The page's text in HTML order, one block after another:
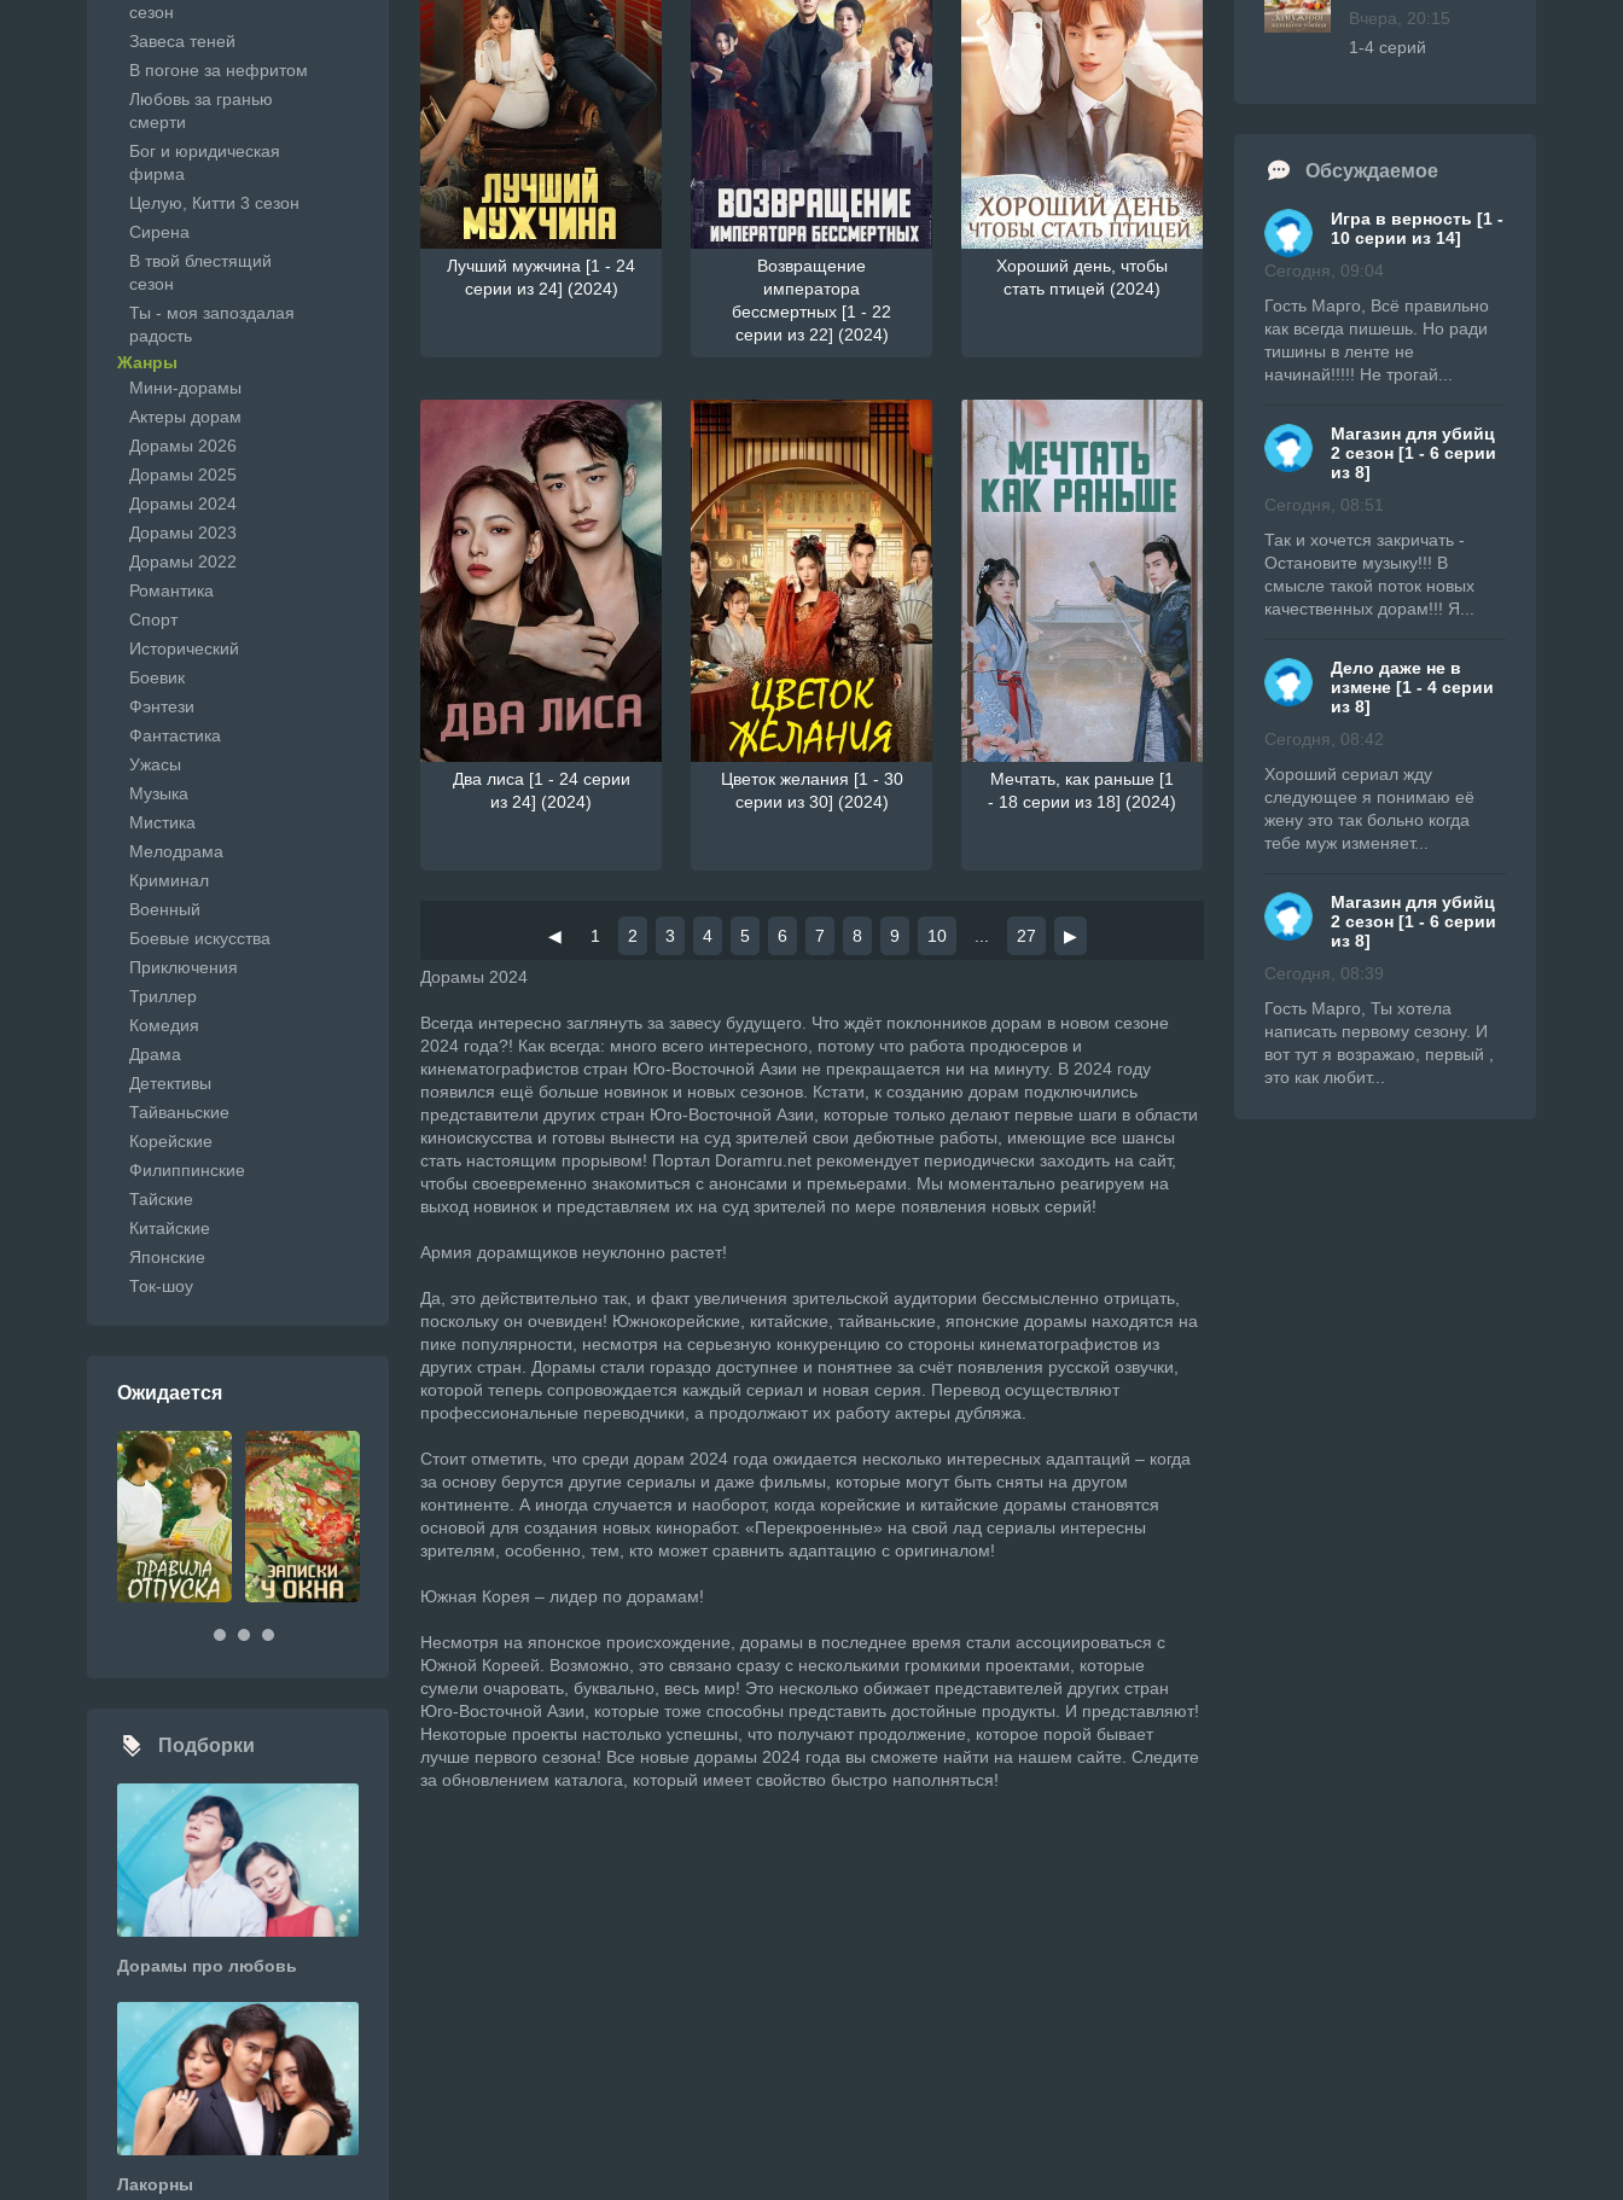
Лучший мужчина [1 - 24
серии из 24] (2024)
Возвращение
императора
бессмертных [1 - 22
серии из 22] (2024)
Хороший день, чтобы
стать птицей (2024)
Два лиса [1 - 24 серии
из 24] (2024)
Цветок желания [1 - 30
серии из 30] (2024)
Мечтать, как раньше [1
- 18 серии из 18] (2024)
◀ 1 2 3 4 5 6 7 8 9 10 27 ▶
Дорамы 2024
Всегда интересно заглянуть за завесу будущего. Что ждёт поклонников дорам в новом сезоне
2024 года?! Как всегда: много всего интересного, потому что работа продюсеров и
кинематографистов стран Юго-Восточной Азии не прекращается ни на минуту. В 2024 году
появился ещё больше новинок и новых сезонов. Кстати, к созданию дорам подключились
представители других стран Юго-Восточной Азии, которые только делают первые шаги в области
киноискусства и готовы вынести на суд зрителей свои дебютные работы, имеющие все шансы
стать настоящим прорывом! Портал Doramru.net рекомендует периодически заходить на сайт,
чтобы своевременно знакомиться с анонсами и премьерами. Мы моментально реагируем на
выход новинок и представляем их на суд зрителей по мере появления новых серий!
Армия дорамщиков неуклонно растет!
Да, это действительно так, и факт увеличения зрительской аудитории бессмысленно отрицать,
поскольку он очевиден! Южнокорейские, китайские, тайваньские, японские дорамы находятся на
пике популярности, несмотря на серьезную конкуренцию со стороны кинематографистов из
других стран. Дорамы стали гораздо доступнее и понятнее за счёт появления русской озвучки,
которой теперь сопровождается каждый сериал и новая серия. Перевод осуществляют
профессиональные переводчики, а продолжают их работу актеры дубляжа.
Стоит отметить, что среди дорам 2024 года ожидается несколько интересных адаптаций – когда
за основу берутся другие сериалы и даже фильмы, которые могут быть сняты на другом
континенте. А иногда случается и наоборот, когда корейские и китайские дорамы становятся
основой для создания новых киноработ. «Перекроенные» на свой лад сериалы интересны
зрителям, особенно, тем, кто может сравнить адаптацию с оригиналом!
Южная Корея – лидер по дорамам!
Несмотря на японское происхождение, дорамы в последнее время стали ассоциироваться с
Южной Кореей. Возможно, это связано сразу с несколькими громкими проектами, которые
сумели очаровать, буквально, весь мир! Это несколько обижает представителей других стран
Юго-Восточной Азии, которые тоже способны представить достойные продукты. И представляют!
Некоторые проекты настолько успешны, что получают продолжение, которое порой бывает
лучше первого сезона! Все новые дорамы 2024 года вы сможете найти на нашем сайте. Следите
за обновлением каталога, который имеет свойство быстро наполняться!
сезон
Завеса теней
В погоне за нефритом
Любовь за гранью
смерти
Бог и юридическая
фирма
Целую, Китти 3 сезон
Сирена
В твой блестящий
сезон
Ты - моя запоздалая
радость
Жанры
Мини-дорамы
Актеры дорам
Дорамы 2026
Дорамы 2025
Дорамы 2024
Дорамы 2023
Дорамы 2022
Романтика
Спорт
Исторический
Боевик
Фэнтези
Фантастика
Ужасы
Музыка
Мистика
Мелодрама
Криминал
Военный
Боевые искусства
Приключения
Триллер
Комедия
Драма
Детективы
Тайваньские
Корейские
Филиппинские
Тайские
Китайские
Японские
Ток-шоу
Ожидается
Подборки
Дорамы про любовь
Лакорны
Вчера, 20:15
1-4 серий
Обсуждаемое
Игра в верность [1 -
10 серии из 14]
Сегодня, 09:04
Гость Марго, Всё правильно
как всегда пишешь. Но ради
тишины в ленте не
начинай!!!!! Не трогай...
Магазин для убийц
2 сезон [1 - 6 серии
из 8]
Сегодня, 08:51
Так и хочется закричать -
Остановите музыку!!! В
смысле такой поток новых
качественных дорам!!! Я...
Дело даже не в
измене [1 - 4 серии
из 8]
Сегодня, 08:42
Хороший сериал жду
следующее я понимаю её
жену это так больно когда
тебе муж изменяет...
Магазин для убийц
2 сезон [1 - 6 серии
из 8]
Сегодня, 08:39
Гость Марго, Ты хотела
написать первому сезону. И
вот тут я возражаю, первый ,
это как любит...